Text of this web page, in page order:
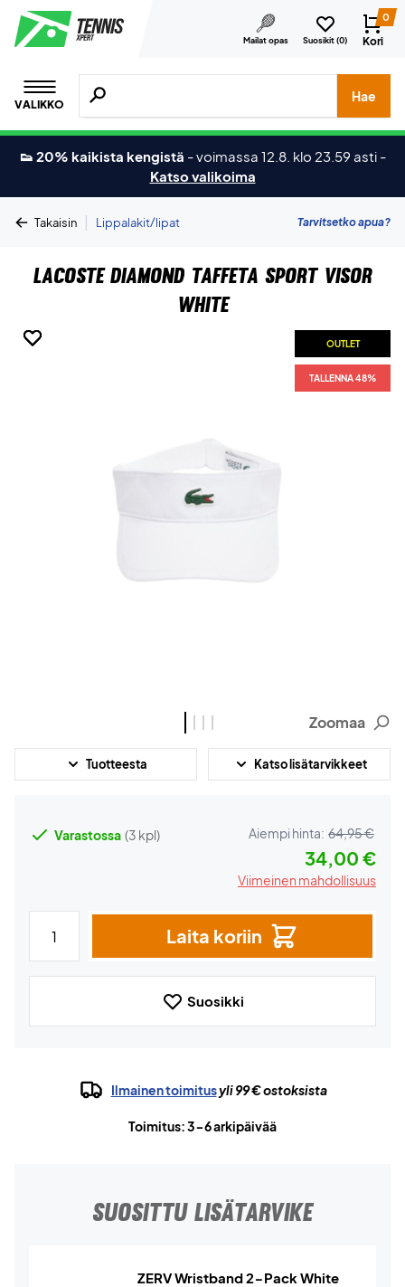
Mailat opas Suosikit (0)
0
Kori
VALIKKO
Hae tuotteita, merkkejä jne.
Hae
👟 20% kaikista kengistä -voimassa 12.8. klo 23.59 asti -
Katso valikoima
Takaisin | Lippalakit/lipat Tarvitsetko apua?
Lacoste Diamond Taffeta Sport Visor
White
OUTLET
TALLENNA 48%
OUTLET
TALLENNA 48%
OUTLET
TALLENNA 48%
OUTLET
TALLENNA 48%
Zoomaa
Tuotteesta Katso lisätarvikkeet
Varastossa (3 kpl) Aiempi hinta: 64,95 €
34,00 €
Viimeinen mahdollisuus
Laita koriin
Suosikki
Ilmainen toimitusyli 99 € ostoksista
Toimitus: 3-6 arkipäivää
SUOSITTU LISÄTARVIKE
ZERV Wristband 2-Pack White